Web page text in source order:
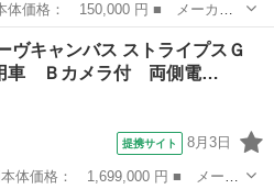
ココア ■ グレード名： ココア
ｋｍ キーフリー ナビ ＤＴＶ ■
ヴキャンバス ストライプスＧ
車 Ｂカメラ付 両側電…
提携サイト 8月3日